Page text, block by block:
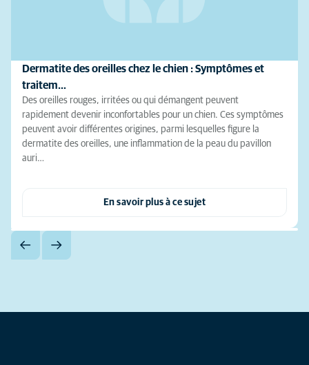
Dermatite des oreilles chez le chien : Symptômes et
traitem…
Des oreilles rouges, irritées ou qui démangent peuvent
rapidement devenir inconfortables pour un chien. Ces symptômes
peuvent avoir différentes origines, parmi lesquelles figure la
dermatite des oreilles, une inflammation de la peau du pavillon
auri…
En savoir plus à ce sujet